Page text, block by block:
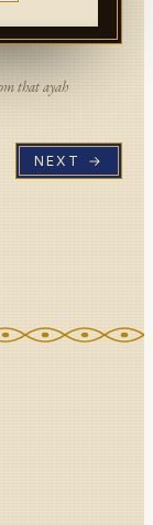
that ayah
NEXT →